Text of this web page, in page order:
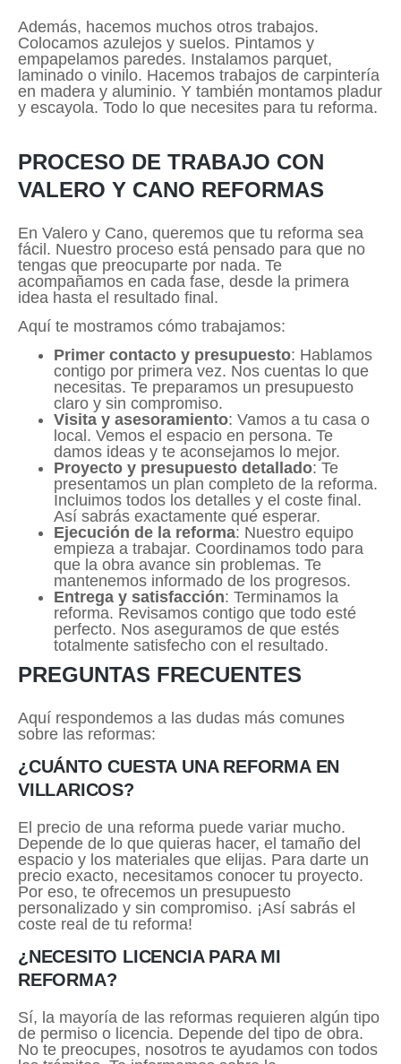
Además, hacemos muchos otros trabajos.
Colocamos azulejos y suelos. Pintamos y
empapelamos paredes. Instalamos parquet,
laminado o vinilo. Hacemos trabajos de carpintería
en madera y aluminio. Y también montamos pladur
y escayola. Todo lo que necesites para tu reforma.
PROCESO DE TRABAJO CON
VALERO Y CANO REFORMAS
En Valero y Cano, queremos que tu reforma sea
fácil. Nuestro proceso está pensado para que no
tengas que preocuparte por nada. Te
acompañamos en cada fase, desde la primera
idea hasta el resultado final.
Aquí te mostramos cómo trabajamos:
Primer contacto y presupuesto: Hablamos
contigo por primera vez. Nos cuentas lo que
necesitas. Te preparamos un presupuesto
claro y sin compromiso.
Visita y asesoramiento: Vamos a tu casa o
local. Vemos el espacio en persona. Te
damos ideas y te aconsejamos lo mejor.
Proyecto y presupuesto detallado: Te
presentamos un plan completo de la reforma.
Incluimos todos los detalles y el coste final.
Así sabrás exactamente qué esperar.
Ejecución de la reforma: Nuestro equipo
empieza a trabajar. Coordinamos todo para
que la obra avance sin problemas. Te
mantenemos informado de los progresos.
Entrega y satisfacción: Terminamos la
reforma. Revisamos contigo que todo esté
perfecto. Nos aseguramos de que estés
totalmente satisfecho con el resultado.
PREGUNTAS FRECUENTES
Aquí respondemos a las dudas más comunes
sobre las reformas:
¿CUÁNTO CUESTA UNA REFORMA EN
VILLARICOS?
El precio de una reforma puede variar mucho.
Depende de lo que quieras hacer, el tamaño del
espacio y los materiales que elijas. Para darte un
precio exacto, necesitamos conocer tu proyecto.
Por eso, te ofrecemos un presupuesto
personalizado y sin compromiso. ¡Así sabrás el
coste real de tu reforma!
¿NECESITO LICENCIA PARA MI
REFORMA?
Sí, la mayoría de las reformas requieren algún tipo
de permiso o licencia. Depende del tipo de obra.
No te preocupes, nosotros te ayudamos con todos